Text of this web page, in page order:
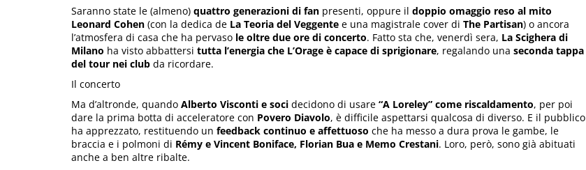
Saranno state le (almeno) quattro generazioni di fan presenti, oppure il doppio omaggio reso al mito
Leonard Cohen (con la dedica de La Teoria del Veggente e una magistrale cover di The Partisan) o ancora
l’atmosfera di casa che ha pervaso le oltre due ore di concerto. Fatto sta che, venerdì sera, La Scighera di
Milano ha visto abbattersi tutta l’energia che L’Orage è capace di sprigionare, regalando una seconda tappa
del tour nei club da ricordare.
Il concerto
Ma d’altronde, quando Alberto Visconti e soci decidono di usare “A Loreley” come riscaldamento, per poi
dare la prima botta di acceleratore con Povero Diavolo, è difficile aspettarsi qualcosa di diverso. E il pubblico
ha apprezzato, restituendo un feedback continuo e affettuoso che ha messo a dura prova le gambe, le
braccia e i polmoni di Rémy e Vincent Boniface, Florian Bua e Memo Crestani. Loro, però, sono già abituati
anche a ben altre ribalte.